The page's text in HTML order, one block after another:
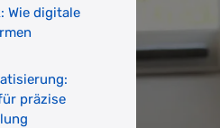
Wie digitale
präzise